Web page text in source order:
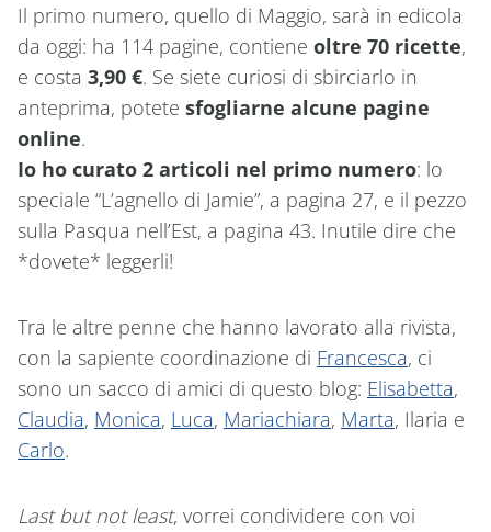
Il primo numero, quello di Maggio, sarà in edicola
da oggi: ha 114 pagine, contiene oltre 70 ricette,
e costa 3,90 €. Se siete curiosi di sbirciarlo in
anteprima, potete sfogliarne alcune pagine
online.
Io ho curato 2 articoli nel primo numero: lo
speciale “L’agnello di Jamie”, a pagina 27, e il pezzo
sulla Pasqua nell’Est, a pagina 43. Inutile dire che
*dovete* leggerli!
Tra le altre penne che hanno lavorato alla rivista,
con la sapiente coordinazione di Francesca, ci
sono un sacco di amici di questo blog: Elisabetta,
Claudia, Monica, Luca, Mariachiara, Marta, Ilaria e
Carlo.
Last but not least, vorrei condividere con voi